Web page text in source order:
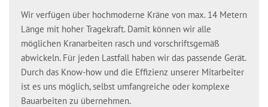
Wir verfügen über hochmoderne Kräne von max. 14 Metern
Länge mit hoher Tragekraft. Damit können wir alle
möglichen Kranarbeiten rasch und vorschriftsgemäß
abwickeln. Für jeden Lastfall haben wir das passende Gerät.
Durch das Know-how und die Effizienz unserer Mitarbeiter
ist es uns möglich, selbst umfangreiche oder komplexe
Bauarbeiten zu übernehmen.